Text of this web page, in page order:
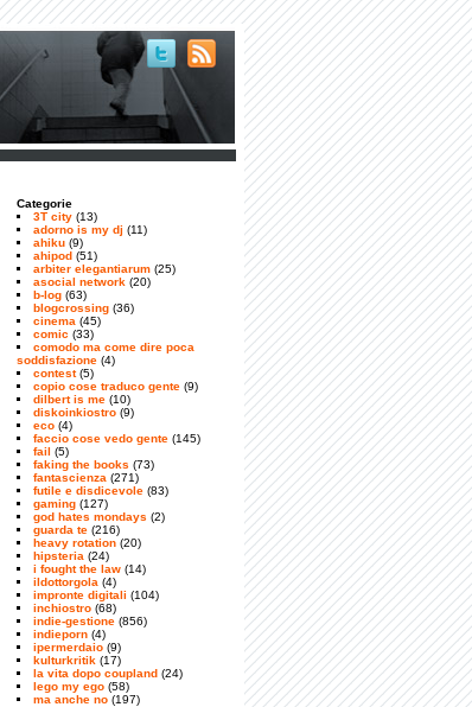
Categorie
3T city (13)
adorno is my dj (11)
ahiku (9)
ahipod (51)
arbiter elegantiarum (25)
asocial network (20)
b-log (63)
blogcrossing (36)
cinema (45)
comic (33)
comodo ma come dire poca
soddisfazione (4)
contest(5)
copio cose traduco gente (9)
dilbert is me (10)
diskoinkiostro (9)
eco (4)
faccio cose vedo gente (145)
fail (5)
faking the books (73)
fantascienza (271)
futile e disdicevole (83)
gaming (127)
god hates mondays (2)
guarda te (216)
heavy rotation (20)
hipsteria (24)
i fought the law (14)
ildottorgola (4)
impronte digitali (104)
inchiostro (68)
indie-gestione (856)
indieporn (4)
ipermerdaio (9)
kulturkritik (17)
la vita dopo coupland (24)
lego my ego (58)
ma anche no (197)